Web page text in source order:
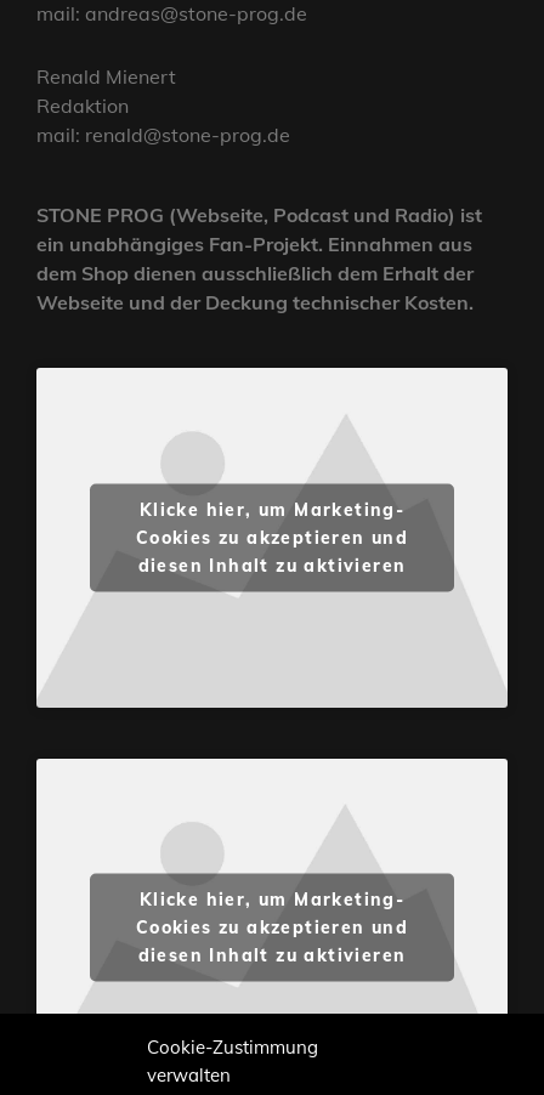
Cookie-Zustimmung
verwalten
mail: andreas@stone-prog.de
Renald Mienert
Redaktion
mail: renald@stone-prog.de
STONE PROG (Webseite, Podcast und Radio) ist
ein unabhängiges Fan-Projekt. Einnahmen aus
dem Shop dienen ausschließlich dem Erhalt der
Webseite und der Deckung technischer Kosten.
Klicke hier, um Marketing-
Cookies zu akzeptieren und
diesen Inhalt zu aktivieren
Klicke hier, um Marketing-
Cookies zu akzeptieren und
diesen Inhalt zu aktivieren